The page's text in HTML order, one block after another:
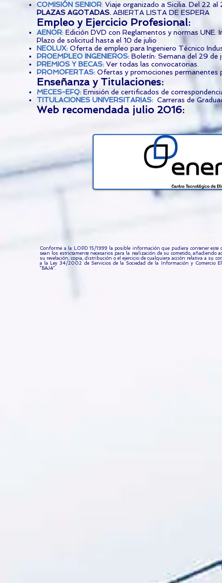
COMISIÓN SENIOR: Viaje organizado a Sicilia. Del 22
PLAZAS AGOTADAS. ABIERTA LISTA DE ESPERA
​Empleo y Ejercicio Profesional:
AENOR: Edición DVD con Reglamentos y normas UNE.
Plazo de solicitud hasta el 10 de julio
NEOLUX: Oferta de empleo para Ingeniero Técnico
PROEMPLEO INGENIEROS: Boletín: Semana del 29 de
PREMIOS Y BECAS: Ver todas las convocatorias.
PROMOFERTAS: Ofertas y promociones permanentes
Enseñanza y Titulaciones:
MECES-EFQ: Emisión de certificados de
TITULACIONES UNIVERSITARIAS: Carreras de
Web recomendada julio 2016:
Conforme a la LOPD 15/1999 la posible información que pudiera contener
sean los estrictamente necesarios para la realización de su cometido,
su revelación, copia, distribución o el ejercicio de cualquiera acción relativa a su
a la Ley 34/2002 de Servicios de la Sociedad de la Información y Comercio
“BAJA”.